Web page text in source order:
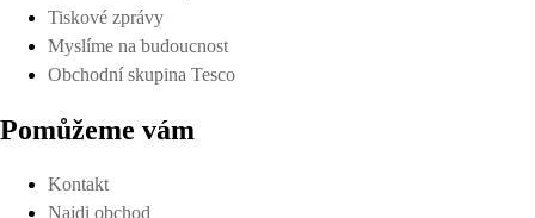
Tiskové zprávy
Myslíme na budoucnost
Obchodní skupina Tesco
Pomůžeme vám
Kontakt
Najdi obchod